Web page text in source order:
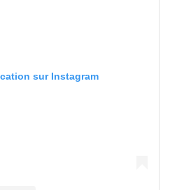
sur Instagram